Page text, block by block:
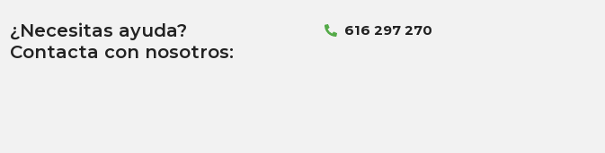
¿Necesitas ayuda?
Contacta con nosotros:
616 297 270